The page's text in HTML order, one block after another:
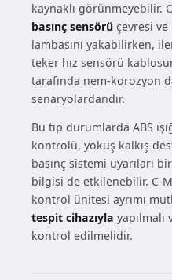
kaynaklı görünmeyebilir.
basınç sensörü çevresi ve
lambasını yakabilirken,
teker hız sensörü
tarafında nem-korozyon
senaryolardandır.
Bu tip durumlarda ABS
kontrolü, yokuş kalkış
basınç sistemi uyarıları
bilgisi de etkilenebilir. C-
kontrol ünitesi ayrımı
tespit cihazıyla yapılmalı
kontrol edilmelidir.